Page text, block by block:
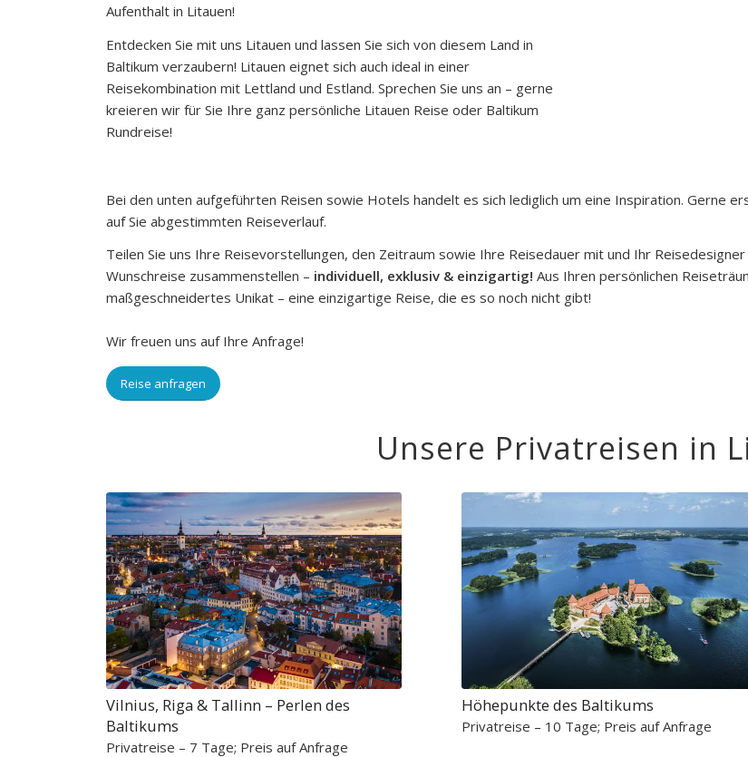
Aufenthalt in Litauen!
Entdecken Sie mit uns Litauen und lassen Sie sich von diesem Land in
Baltikum verzaubern! Litauen eignet sich auch ideal in einer
Reisekombination mit Lettland und Estland. Sprechen Sie uns an – gerne
kreieren wir für Sie Ihre ganz persönliche Litauen Reise oder Baltikum
Rundreise!
Bei den unten aufgeführten Reisen sowie Hotels handelt es sich lediglich um eine Inspiration. Gerne
auf Sie abgestimmten Reiseverlauf.
Teilen Sie uns Ihre Reisevorstellungen, den Zeitraum sowie Ihre Reisedauer mit und Ihr
Wunschreise zusammenstellen – individuell, exklusiv & einzigartig!Aus Ihren persönlichen
maßgeschneidertes Unikat – eine einzigartige Reise, die es so noch nicht gibt!
Wir freuen uns auf Ihre Anfrage!
Reise anfragen
Unsere Privatreisen in
Vilnius, Riga & Tallinn – Perlen des
Baltikums
Privatreise – 7 Tage; Preis auf Anfrage
Höhepunkte des Baltikums
Privatreise – 10 Tage; Preis auf Anfrage